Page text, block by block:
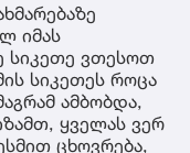
იმას
სიკეთე ვთესოთ
სიკეთეს როცა
ამბობდა,
ყველას ვერ
ცხოვრება,